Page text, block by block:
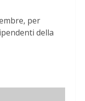
per
della